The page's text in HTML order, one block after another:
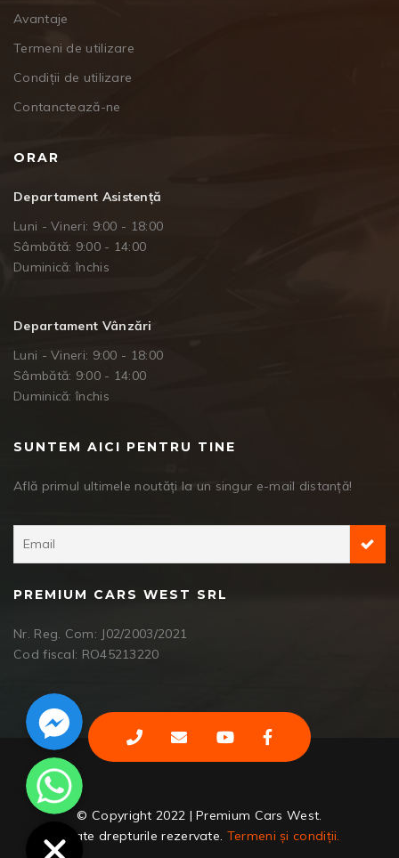
Avantaje
Termeni de utilizare
Condiții de utilizare
Contanctează-ne
ORAR
Departament Asistență
Luni - Vineri: 9:00 - 18:00
Sâmbătă: 9:00 - 14:00
Duminică: închis
Departament Vânzări
Luni - Vineri: 9:00 - 18:00
Sâmbătă: 9:00 - 14:00
Duminică: închis
SUNTEM AICI PENTRU TINE
Află primul ultimele noutăți la un singur e-mail distanță!
PREMIUM CARS WEST SRL
Nr. Reg. Com: J02/2003/2021
Cod fiscal: RO45213220
© Copyright 2022 | Premium Cars West.
Toate drepturile rezervate. Termeni și condiții.
Facebook Messenger
WhatsApp